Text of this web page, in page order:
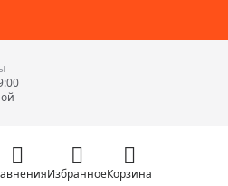
ИзбранноеКорзина